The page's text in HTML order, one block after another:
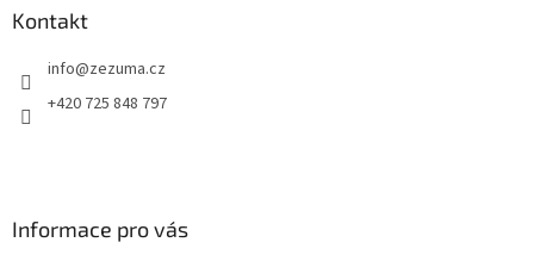
Kontakt
info@zezuma.cz
+420 725 848 797
Informace pro vás